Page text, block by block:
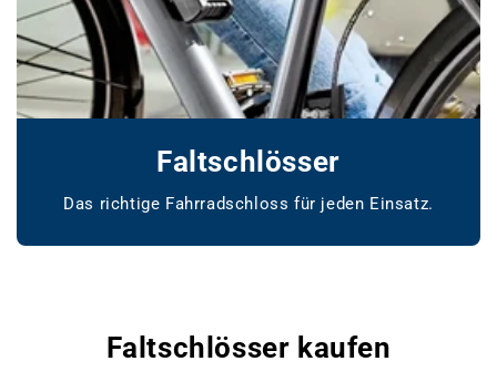
Faltschlösser
Das richtige Fahrradschloss für jeden Einsatz.
Faltschlösser kaufen